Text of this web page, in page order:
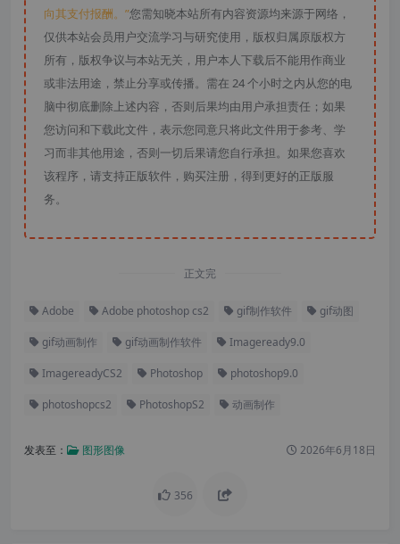
向其支付报酬。”您需知晓本站所有内容资源均来源于网络，
仅供本站会员用户交流学习与研究使用，版权归属原版权方
所有，版权争议与本站无关，用户本人下载后不能用作商业
或非法用途，禁止分享或传播。需在 24 个小时之内从您的电
脑中彻底删除上述内容，否则后果均由用户承担责任；如果
您访问和下载此文件，表示您同意只将此文件用于参考、学
习而非其他用途，否则一切后果请您自行承担。如果您喜欢
该程序，请支持正版软件，购买注册，得到更好的正版服
务。
正文完
Adobe Adobe photoshop cs2 gif制作软件 gif动图
gif动画制作 gif动画制作软件 Imageready9.0
ImagereadyCS2 Photoshop photoshop9.0
photoshopcs2 PhotoshopS2 动画制作
发表至： 图形图像 2026年6月18日
356